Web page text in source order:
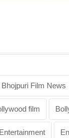
Bhojpuri Film News
film
Entertainment